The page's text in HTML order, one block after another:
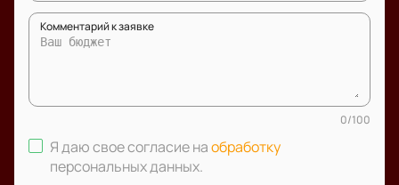
Комментарий к заявке
0/100
Я даю свое согласие наобработку
персональных данных.